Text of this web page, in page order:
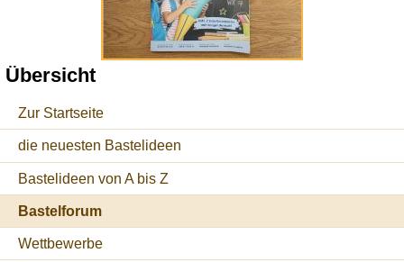
Übersicht
Zur Startseite
die neuesten Bastelideen
Bastelideen von A bis Z
Bastelforum
Wettbewerbe